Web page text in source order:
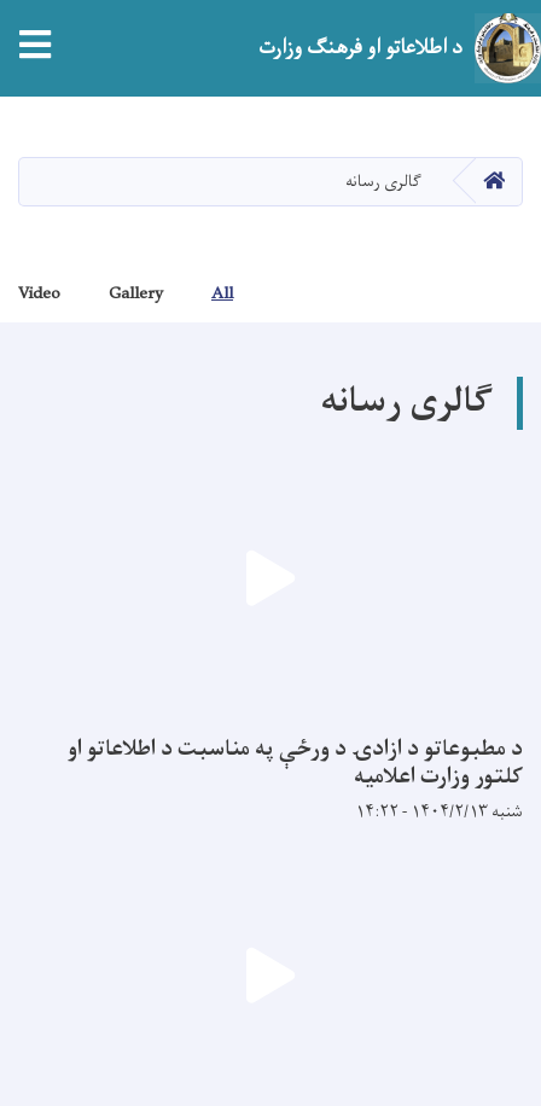
د اطلاعاتو او فرهنګ وزارت
HOME گالری رسانه
All
Gallery
Video
گالری رسانه
د مطبوعاتو د ازادۍ د ورځې په مناسبت د اطلاعاتو او
کلتور وزارت اعلاميه
شنبه ۱۴۰۴/۲/۱۳ - ۱۴:۲۲